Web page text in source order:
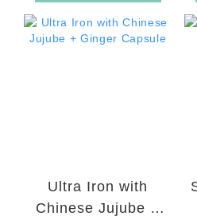
Ultra Iron with
Chinese Jujube +